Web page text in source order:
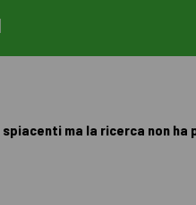
spiacenti ma la ricerca non